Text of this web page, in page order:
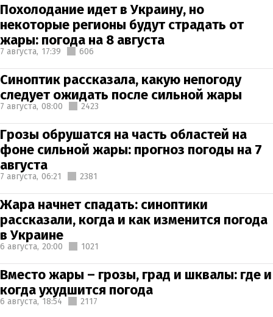
Похолодание идет в Украину, но
некоторые регионы будут страдать от
жары: погода на 8 августа
7 августа, 17:39 606
Синоптик рассказала, какую непогоду
следует ожидать после сильной жары
7 августа, 08:00 2423
Грозы обрушатся на часть областей на
фоне сильной жары: прогноз погоды на 7
августа
7 августа, 06:21 2381
Жара начнет спадать: синоптики
рассказали, когда и как изменится погода
в Украине
6 августа, 20:00 1021
Вместо жары – грозы, град и шквалы: где и
когда ухудшится погода
6 августа, 18:54 2117